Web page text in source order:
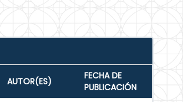
AUTOR(ES)
FECHA DE
PUBLICACIÓN